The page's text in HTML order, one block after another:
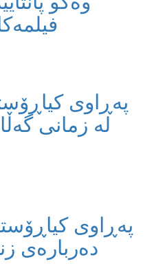
پەڕاوی
لە زمانی
پەڕاوی
دەربارەی